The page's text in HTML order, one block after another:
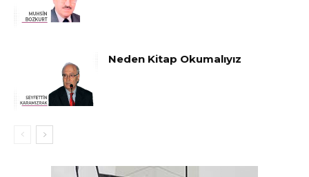
Neden Kitap Okumalıyız